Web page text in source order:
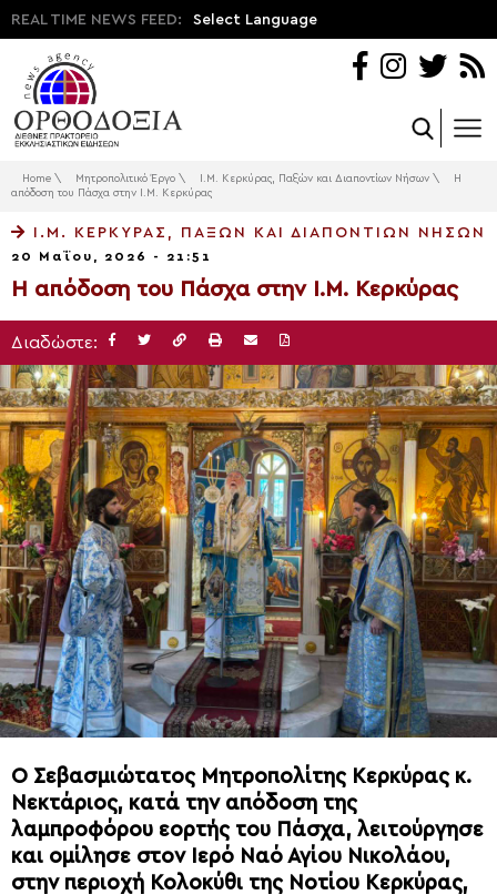
REAL TIME NEWS FEED: Select Language
Home \ Μητροπολιτικό Έργο \ Ι.Μ. Κερκύρας, Παξών και Διαποντίων Νήσων \
Η
απόδοση του Πάσχα στην Ι.Μ. Κερκύρας
Ι.Μ. ΚΕΡΚΎΡΑΣ, ΠΑΞΏΝ ΚΑΙ ΔΙΑΠΟΝΤΊΩΝ ΝΉΣΩΝ
20 Μαΐου, 2026 - 21:51
Η απόδοση του Πάσχα στην Ι.Μ. Κερκύρας
Διαδώστε:
Ο Σεβασμιώτατος Μητροπολίτης Κερκύρας κ.
Νεκτάριος, κατά την απόδοση της
λαμπροφόρου εορτής του Πάσχα, λειτούργησε
και ομίλησε στον Ιερό Ναό Αγίου Νικολάου,
στην περιοχή Κολοκύθι της Νοτίου Κερκύρας,